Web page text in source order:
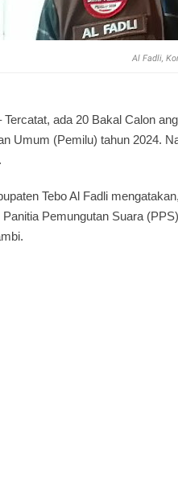
Al Fadli,
Tercatat, ada 20 Bakal Calon
Umum (Pemilu) tahun 2024.
Tebo Al Fadli
Pemungutan Suara